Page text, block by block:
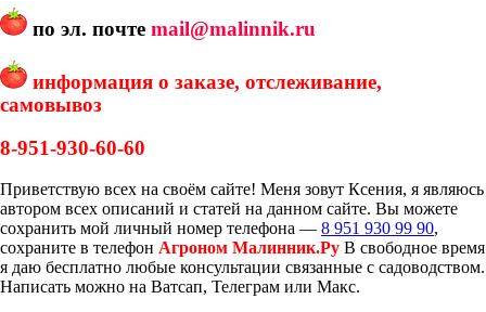
по эл. почте mail@malinnik.ru
информация о заказе, отслеживание,
самовывоз
8-951-930-60-60
Приветствую всех на своём сайте! Меня зовут Ксения, я являюсь
автором всех описаний и статей на данном сайте. Вы можете
сохранить мой личный номер телефона — 8 951 930 99 90,
сохраните в телефон Агроном Малинник.Ру В свободное время
я даю бесплатно любые консультации связанные с садоводством.
Написать можно на Ватсап, Телеграм или Макс.